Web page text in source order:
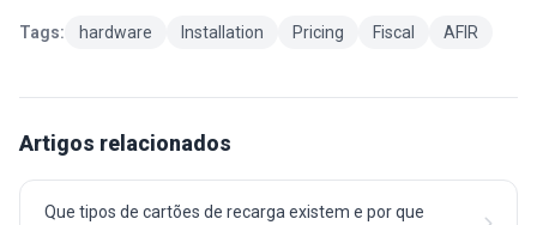
Tags: hardware Installation Pricing Fiscal AFIR
Artigos relacionados
Que tipos de cartões de recarga existem e por que